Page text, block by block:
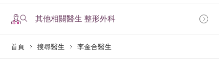
其他相關醫生 整形外科
首頁 搜尋醫生 李金合醫生